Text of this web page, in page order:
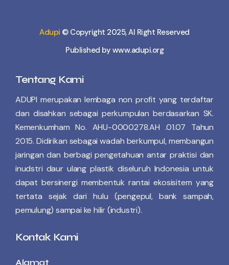
Adupi © Copyright 2025, Al Right Reserved
Published by www.adupi.org
Tentang Kami
ADUPI merupakan lembaga non profit yang terdaftar
dan disahkan sebagai perkumpulan berdasarkan SK.
Kemenkumham No. AHU-0000278.AH .01.07 Tahun
2015. Didirikan sebagai wadah berkumpul, membangun
jaringan dan berbagi pengetahuan antar praktisi dan
inudstri daur ulang plastik diseluruh Indonesia untuk
dapat bersinergi membentuk rantai ekosisitem yang
tertata sejak dari hulu (pengepul, bank sampah,
pemulung) sampai ke hilir (industri).
Kontak Kami
Alamat